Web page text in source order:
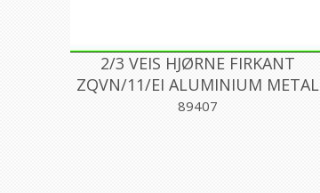
2/3 VEIS HJØRNE FIRKANT
ZQVN/11/EI ALUMINIUM METAL
DARK 11MM, PROFILPAS
89407